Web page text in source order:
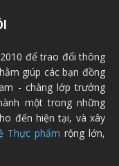
để trao đổi thông
giúp các bạn đồng
- chàng lớp trưởng
một trong những
đến hiện tại, và xây
Thực phẩm rộng lớn,